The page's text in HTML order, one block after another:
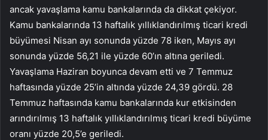
ancak yavaşlama kamu bankalarında da dikkat çekiyor.
Kamu bankalarında 13 haftalık yıllıklandırılmış ticari kredi
büyümesi Nisan ayı sonunda yüzde 78 iken, Mayıs ayı
sonunda yüzde 56,21 ile yüzde 60’ın altına geriledi.
Yavaşlama Haziran boyunca devam etti ve 7 Temmuz
haftasında yüzde 25’in altında yüzde 24,39 gördü. 28
Temmuz haftasında kamu bankalarında kur etkisinden
arındırılmış 13 haftalık yıllıklandırılmış ticari kredi büyüme
oranı yüzde 20,5’e geriledi.